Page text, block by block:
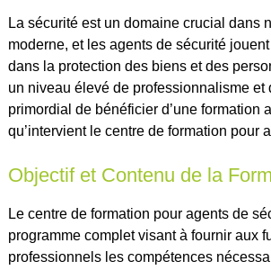
La sécurité est un domaine crucial dans
moderne, et les agents de sécurité
dans la protection des biens et des
un niveau élevé de professionnalisme et
primordial de bénéficier d’une formation
qu’intervient le centre de formation pour
Objectif et Contenu de la
Le centre de formation pour agents de
programme complet visant à fournir aux
professionnels les compétences